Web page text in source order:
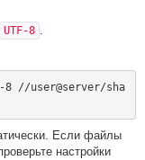
UTF-8 .
Если файлы
настройки